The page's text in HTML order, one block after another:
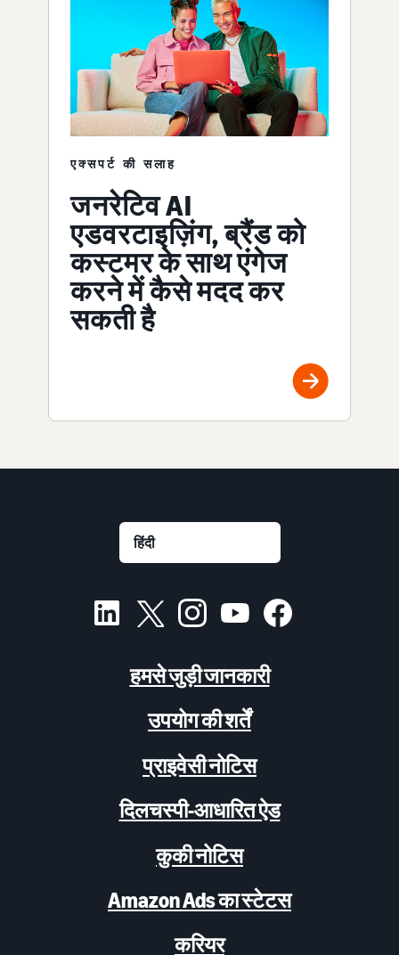
एक्सपर्ट की सलाह
जनरेटिव AI
एडवरटाइज़िंग, ब्रैंड को
कस्टमर के साथ एंगेज
करने में कैसे मदद कर
सकती है
हमसे जुड़ी जानकारी
उपयोग की शर्तें
प्राइवेसी नोटिस
दिलचस्पी-आधारित ऐड
कुकी नोटिस
Amazon Ads का स्टेटस
करियर